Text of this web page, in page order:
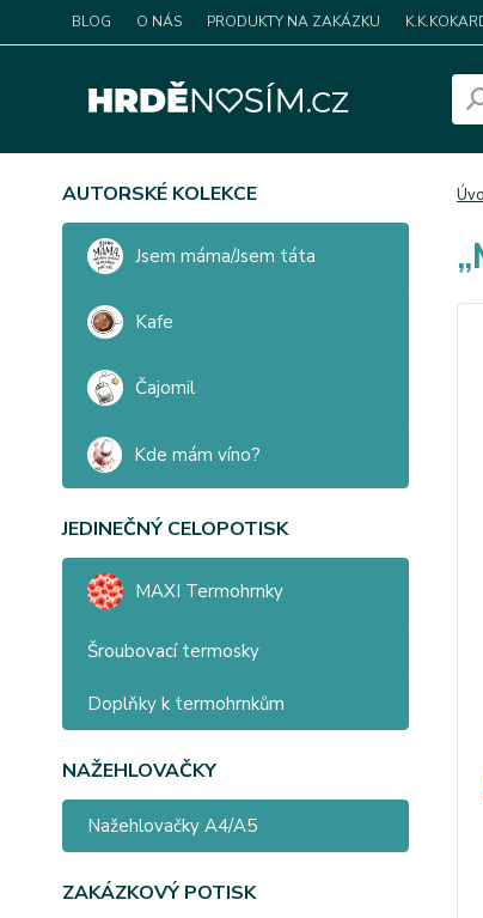
BLOG O NÁS PRODUKTY NA ZAKÁZKU
AUTORSKÉ KOLEKCE
Jsem máma/Jsem táta
Kafe
Čajomil
Kde mám víno?
JEDINEČNÝ CELOPOTISK
MAXI Termohrnky
Šroubovací termosky
Doplňky k termohrnkům
NAŽEHLOVAČKY
Nažehlovačky A4/A5
ZAKÁZKOVÝ POTISK